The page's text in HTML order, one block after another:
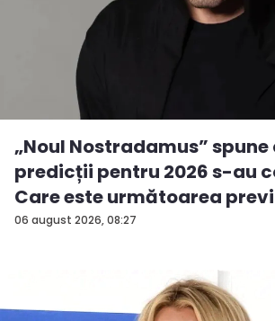
06 august 2026, 08:27
„Noul Nostradamus”
predicții pentru 2026 s-au
Care este următoarea